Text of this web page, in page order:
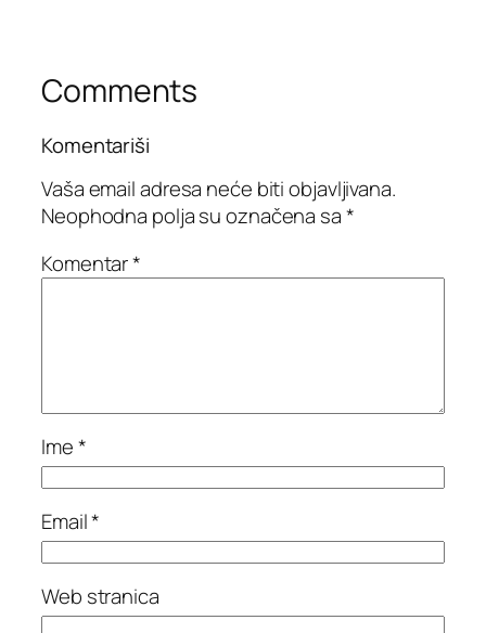
Comments
Komentariši
Vaša email adresa neće biti objavljivana.
Neophodna polja su označena sa*
Komentar*
Ime*
Email*
Web stranica